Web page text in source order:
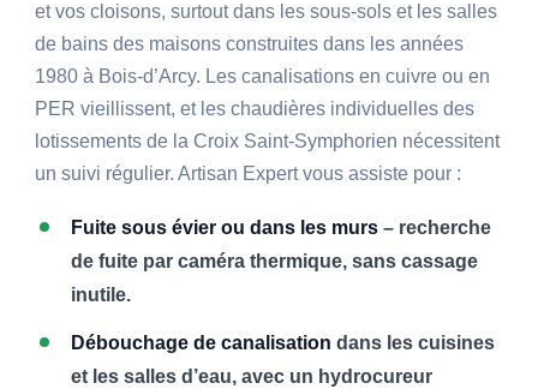
et vos cloisons, surtout dans les sous-sols et les salles
de bains des maisons construites dans les années
1980 à Bois-d’Arcy. Les canalisations en cuivre ou en
PER vieillissent, et les chaudières individuelles des
lotissements de la Croix Saint-Symphorien nécessitent
un suivi régulier. Artisan Expert vous assiste pour :
Fuite sous évier ou dans les murs – recherche
de fuite par caméra thermique, sans cassage
inutile.
Débouchage de canalisation dans les cuisines
et les salles d’eau, avec un hydrocureur